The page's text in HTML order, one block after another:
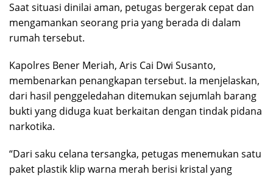
Saat situasi dinilai aman, petugas bergerak cepat dan
mengamankan seorang pria yang berada di dalam
rumah tersebut.
Kapolres Bener Meriah, Aris Cai Dwi Susanto,
membenarkan penangkapan tersebut. Ia menjelaskan,
dari hasil penggeledahan ditemukan sejumlah barang
bukti yang diduga kuat berkaitan dengan tindak pidana
narkotika.
“Dari saku celana tersangka, petugas menemukan satu
paket plastik klip warna merah berisi kristal yang